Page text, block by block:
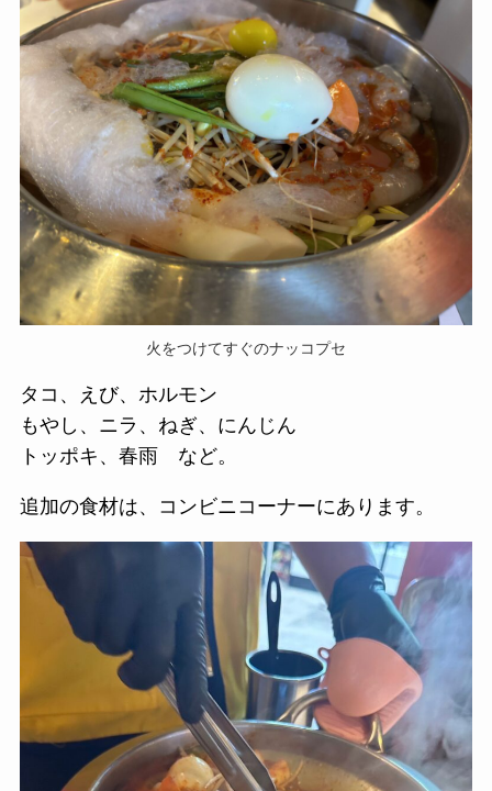
火をつけてすぐのナッコプセ
タコ、えび、ホルモン
もやし、ニラ、ねぎ、にんじん
トッポキ、春雨 など。
追加の食材は、コンビニコーナーにあります。